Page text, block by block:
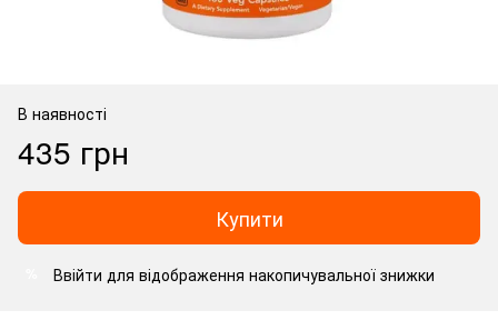
В наявності
435 грн
Купити
Ввійти для відображення накопичувальної знижки